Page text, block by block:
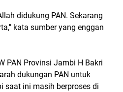
didukung PAN. Sekarang
kata sumber yang enggan
PAN Provinsi Jambi H Bakri
dukungan PAN untuk
saat ini masih berproses di